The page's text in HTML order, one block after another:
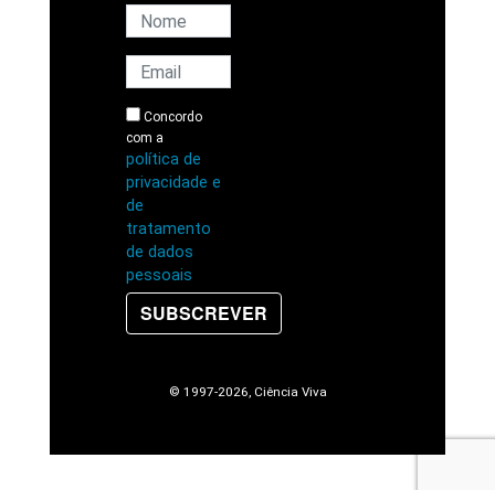
Concordo
com a
política de
privacidade e
de
tratamento
de dados
pessoais
SUBSCREVER
© 1997-2026, Ciência Viva